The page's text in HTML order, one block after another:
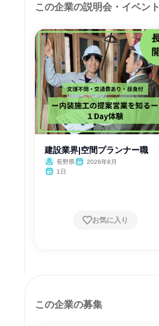
この企業の説明会・イベント
建設業界|空間プランナー職
長野県
2026年8月
1日
お気に入り
この企業の募集